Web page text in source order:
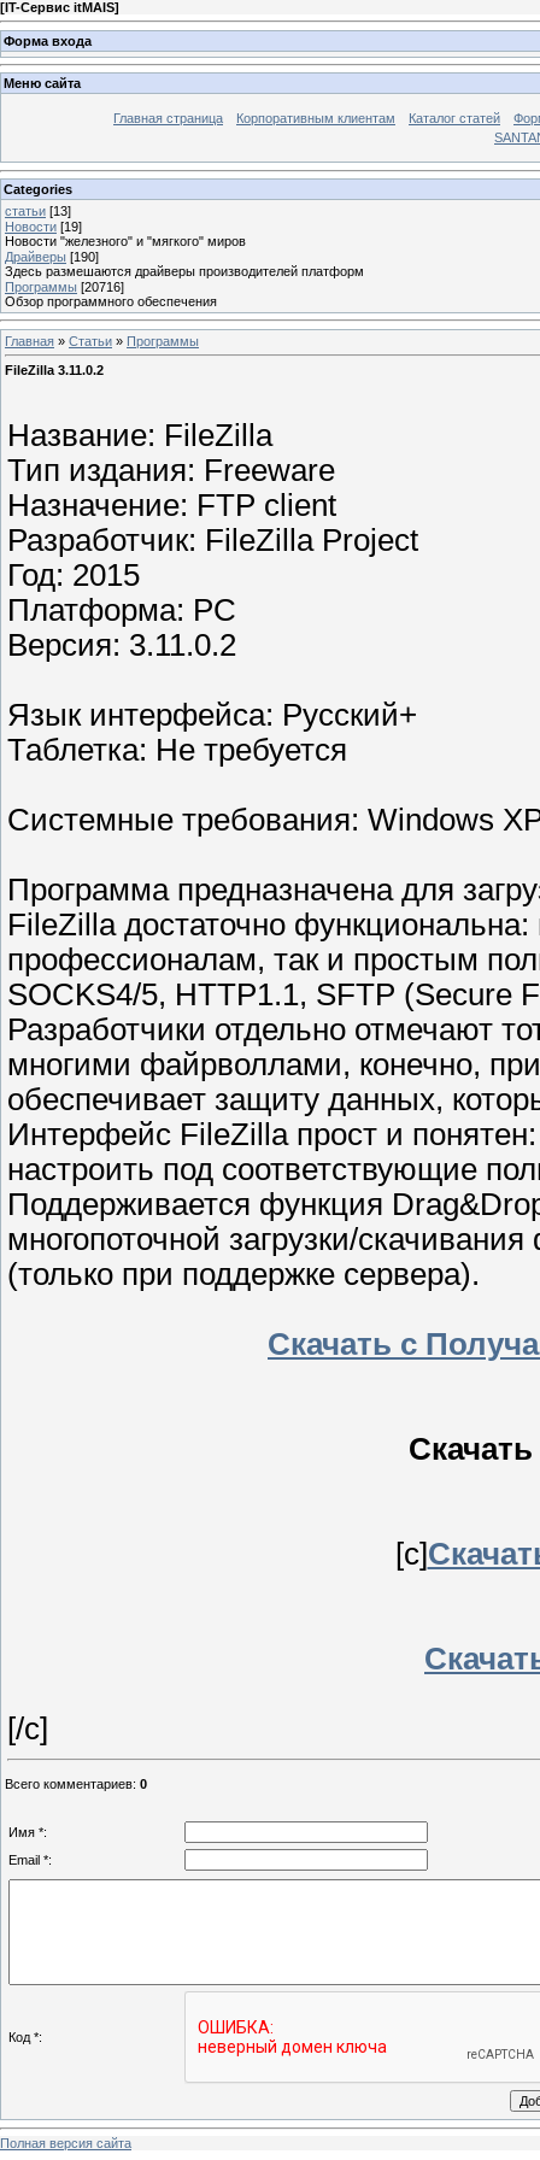
[IT-Сервис itMAIS]
Форма входа
Меню сайта
Главная страница Корпоративным клиентам Каталог статей
Categories
статьи [13]
Новости [19]
Новости "железного" и "мягкого" миров
Драйверы [190]
Здесь размешаются драйверы производителей платформ
Программы [20716]
Обзор программного обеспечения
Главная » Статьи » Программы
FileZilla 3.11.0.2
Название: FileZilla
Тип издания: Freeware
Назначение: FTP client
Разработчик: FileZilla Project
Год: 2015
Платформа: РС
Версия: 3.11.0.2
Язык интерфейса: Русский+
Таблетка: Не требуется
Системные требования: Windows
Программа предназначена для
FileZilla достаточно
профессионалам, так и простым
SOCKS4/5, HTTP1.1, SFTP (Secure
Разработчики отдельно отмечают
многими файрволлами, конечно,
обеспечивает защиту данных,
Интерфейс FileZilla прост и
настроить под соответствующие
Поддерживается функция
многопоточной загрузки/
(только при поддержке сервера).
Скачать с
[c]
[/c]
Всего комментариев: 0
Имя *:
Email *:
Код *:
Полная версия сайта